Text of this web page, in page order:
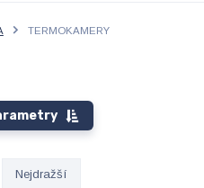
TERMOKAMERY
Nejdražší